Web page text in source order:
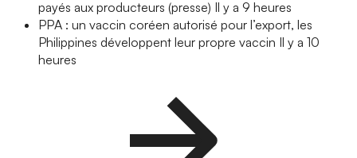
payés aux producteurs (presse) Il y a 9 heures
PPA : un vaccin coréen autorisé pour l’export, les
Philippines développent leur propre vaccin Il y a 10
heures